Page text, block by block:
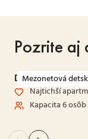
Pozrite
Mezonetová
Dvojspálňový
Najtichší
Kapacita 6 osôb